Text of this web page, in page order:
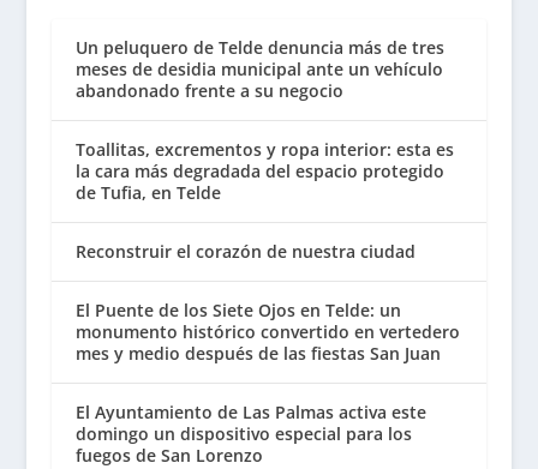
Un peluquero de Telde denuncia más de tres
meses de desidia municipal ante un vehículo
abandonado frente a su negocio
Toallitas, excrementos y ropa interior: esta es
la cara más degradada del espacio protegido
de Tufia, en Telde
Reconstruir el corazón de nuestra ciudad
El Puente de los Siete Ojos en Telde: un
monumento histórico convertido en vertedero
mes y medio después de las fiestas San Juan
El Ayuntamiento de Las Palmas activa este
domingo un dispositivo especial para los
fuegos de San Lorenzo